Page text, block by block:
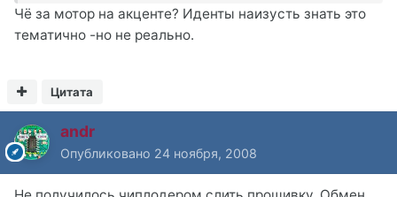
Чё за мотор на акценте? Иденты наизусть знать это
тематично -но не реально.
Цитата
andr
Опубликовано 24 ноября, 2008